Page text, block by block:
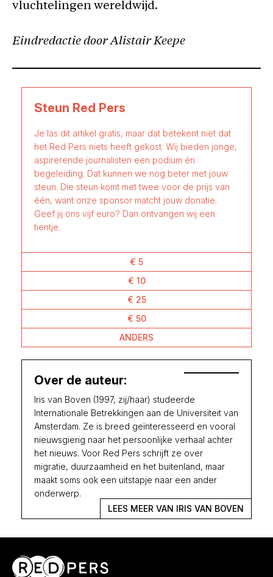
vluchtelingen wereldwijd.
Eindredactie door Alistair Keepe
Steun Red Pers
Je las dit artikel gratis, maar dat betekent niet dat
het Red Pers niets heeft gekost. Wij bieden jonge,
aspirerende journalisten een podium én
begeleiding. Dat kunnen we nog beter met jouw
steun. Die steun komt met twee voor de prijs van
één, want onze sponsor matcht jouw donatie.
Geef jij ons vijf euro? Dan ontvangen wij een
tientje.
€ 5
€ 10
€ 25
€ 50
ANDERS
Over de auteur:
Iris van Boven (1997, zij/haar) studeerde
Internationale Betrekkingen aan de Universiteit van
Amsterdam. Ze is breed geïnteresseerd en vooral
nieuwsgierig naar het persoonlijke verhaal achter
het nieuws. Voor Red Pers schrijft ze over
migratie, duurzaamheid en het buitenland, maar
maakt soms ook een uitstapje naar een ander
onderwerp.
LEES MEER VAN IRIS VAN BOVEN